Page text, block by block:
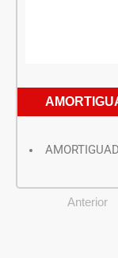
Anterior